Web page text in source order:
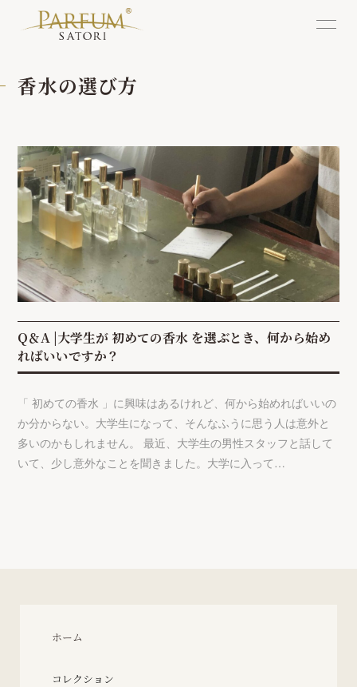
香水の選び方
Q＆A |大学生が 初めての香水 を選ぶとき、何から始め
ればいいですか？
「 初めての香水 」に興味はあるけれど、何から始めればいいの
か分からない。大学生になって、そんなふうに思う人は意外と
多いのかもしれません。 最近、大学生の男性スタッフと話して
いて、少し意外なことを聞きました。大学に入って…
ホーム
コレクション